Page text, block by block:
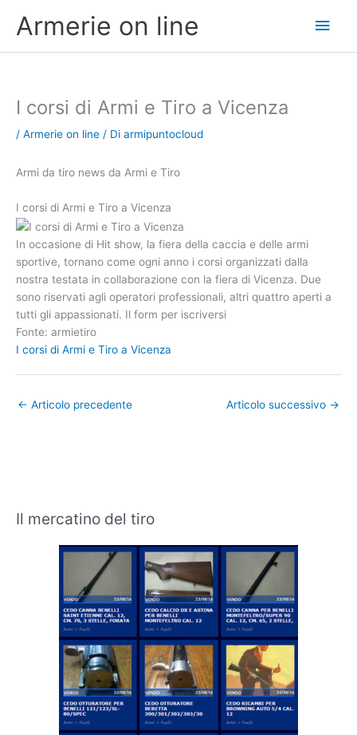
Armerie on line
I corsi di Armi e Tiro a Vicenza
/ Armerie on line / Di armipuntocloud
Armi da tiro news da Armi e Tiro
I corsi di Armi e Tiro a Vicenza
In occasione di Hit show, la fiera della caccia e delle armi
sportive, tornano come ogni anno i corsi organizzati dalla
nostra testata in collaborazione con la fiera di Vicenza. Due
sono riservati agli operatori professionali, altri quattro aperti a
tutti gli appassionati. Il form per iscriversi
Fonte: armietiro
I corsi di Armi e Tiro a Vicenza
← Articolo precedente Articolo successivo →
Il mercatino del tiro